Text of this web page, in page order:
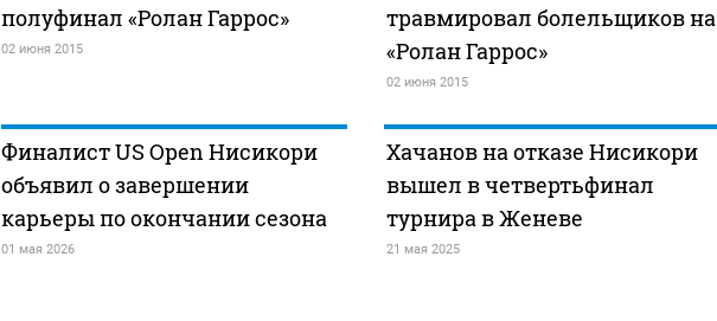
полуфинал «Ролан Гаррос»
02 июня 2015
травмировал болельщиков на
«Ролан Гаррос»
02 июня 2015
Финалист US Open Нисикори
объявил о завершении
карьеры по окончании сезона
01 мая 2026
Хачанов на отказе Нисикори
вышел в четвертьфинал
турнира в Женеве
21 мая 2025